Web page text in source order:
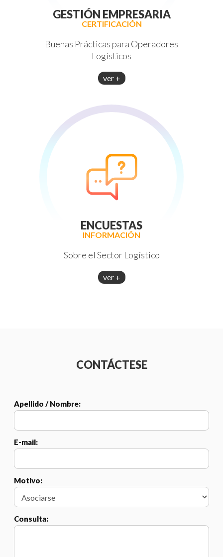
GESTIÓN EMPRESARIA
CERTIFICACIÓN
Buenas Prácticas para Operadores
Logísticos
ver +
ENCUESTAS
INFORMACIÓN
Sobre el Sector Logístico
ver +
CONTÁCTESE
Apellido / Nombre:
E-mail:
Motivo:
Consulta: